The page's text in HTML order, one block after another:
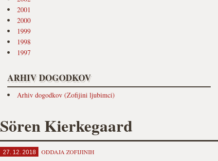
2001
2000
1999
1998
1997
ARHIV DOGODKOV
Arhiv dogodkov (Zofijini ljubimci)
Sören Kierkegaard
27. 12. 2018 ODDAJA ZOFIJINIH